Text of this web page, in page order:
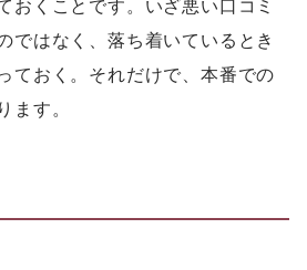
おくことです。いざ悪い口コミ
ではなく、落ち着いているとき
ておく。それだけで、本番での
ます。